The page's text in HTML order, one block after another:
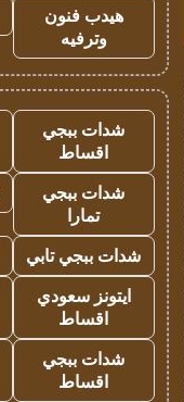
هيدب فنون
وترفيه
شدات ببجي
اقساط
شدات ببجي
تمارا
شدات ببجي تابي
ايتونز سعودي
اقساط
شدات ببجي
اقساط